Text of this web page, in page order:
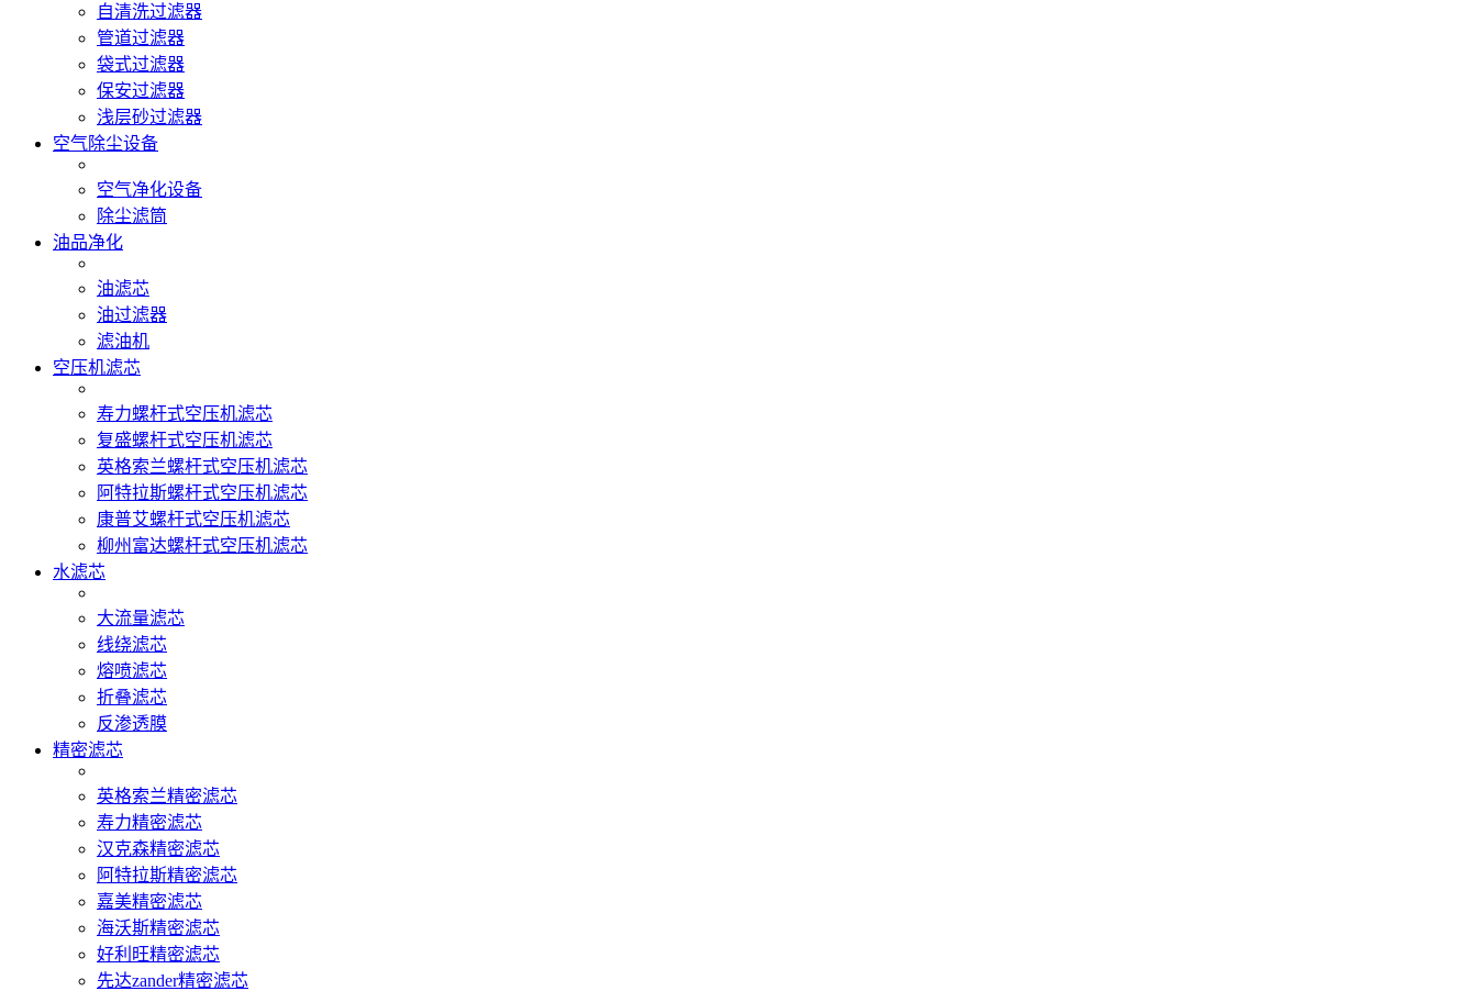
自清洗过滤器
管道过滤器
袋式过滤器
保安过滤器
浅层砂过滤器
空气除尘设备
空气净化设备
除尘滤筒
油品净化
油滤芯
油过滤器
滤油机
空压机滤芯
寿力螺杆式空压机滤芯
复盛螺杆式空压机滤芯
英格索兰螺杆式空压机滤芯
阿特拉斯螺杆式空压机滤芯
康普艾螺杆式空压机滤芯
柳州富达螺杆式空压机滤芯
水滤芯
大流量滤芯
线绕滤芯
熔喷滤芯
折叠滤芯
反渗透膜
精密滤芯
英格索兰精密滤芯
寿力精密滤芯
汉克森精密滤芯
阿特拉斯精密滤芯
嘉美精密滤芯
海沃斯精密滤芯
好利旺精密滤芯
先达zander精密滤芯